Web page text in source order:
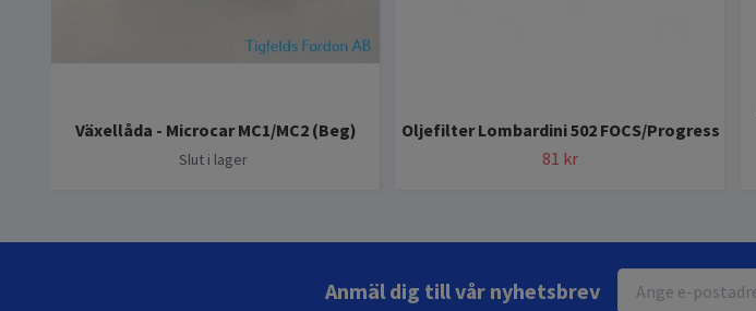
Växellåda - Microcar MC1/MC2 (Beg)
Slut i lager
Oljefilter Lombardini 502 FOCS/Progress
81 kr
Anmäl dig till vår nyhetsbrev